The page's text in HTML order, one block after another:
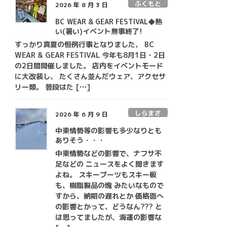
2026 年 8 月 3 日 ふくもと
BC WEAR & GEAR FESTIVAL◆熱
い(暑い)イベント無事終了!
すっかり真夏の恒例行事となりました、 BC
WEAR & GEAR FESTIVAL 今年も8月1日・2日
の2日間開催しました。 店内をイベントモード
に大改装し、 たくさん並んだウェア、アクセサ
リー類。 普段はた […]
2026 年 6 月 9 日 しらまさ
中東情勢等の影響も多少なりとも
ありそう・・・
中東情勢などの影響で、ナフサ不
足などの ニュースをよく聞きます
よね。 スキーブーツもスキー板
も、樹脂製品の塊 みたいなもので
すから、納期の遅れとか 価格面へ
の影響とかって、どうなん??? と
は思ってましたが、海運の影響な